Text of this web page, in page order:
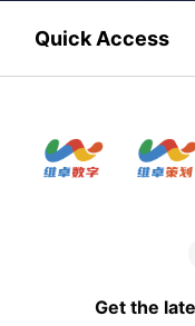
Quick Access
Get the